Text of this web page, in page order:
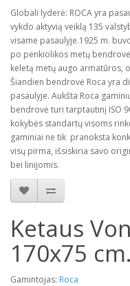
Globali lyderė: ROCA yra
vykdo aktyvią veiklą 135
visame pasaulyje.1925 m.
po penkiolikos metų
keletą metų augo armatūros,
Šiandien bendrovė Roca yra
pasaulyje. Aukšta Roca
bendrovė turi tarptautinį ISO
kokybės standartų visoms
gaminiai ne tik pranoksta
visų pirma, išsiskiria savo
bei linijomis.
Ketaus
170x75 cm.
Gamintojas: Roca